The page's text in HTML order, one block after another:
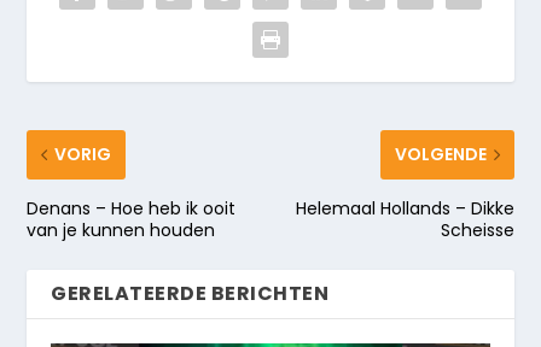
VORIG
Denans – Hoe heb ik ooit
van je kunnen houden
VOLGENDE
Helemaal Hollands – Dikke
Scheisse
GERELATEERDE BERICHTEN